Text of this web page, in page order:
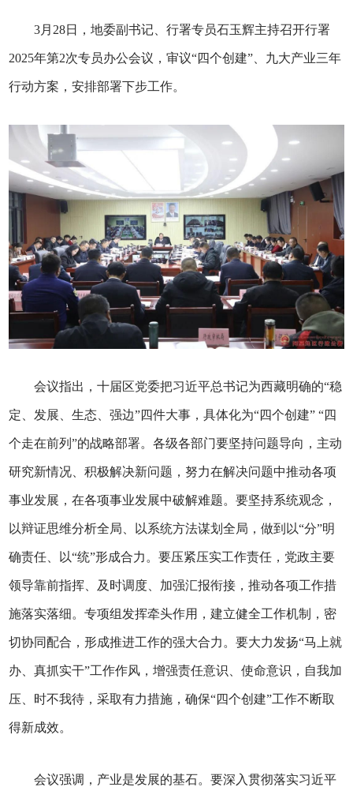
3月28日，地委副书记、行署专员石玉辉主持召开行署
2025年第2次专员办公会议，审议“四个创建”、九大产业三年
行动方案，安排部署下步工作。
会议指出，十届区党委把习近平总书记为西藏明确的“稳
定、发展、生态、强边”四件大事，具体化为“四个创建” “四
个走在前列”的战略部署。各级各部门要坚持问题导向，主动
研究新情况、积极解决新问题，努力在解决问题中推动各项
事业发展，在各项事业发展中破解难题。要坚持系统观念，
以辩证思维分析全局、以系统方法谋划全局，做到以“分”明
确责任、以“统”形成合力。要压紧压实工作责任，党政主要
领导靠前指挥、及时调度、加强汇报衔接，推动各项工作措
施落实落细。专项组发挥牵头作用，建立健全工作机制，密
切协同配合，形成推进工作的强大合力。要大力发扬“马上就
办、真抓实干”工作作风，增强责任意识、使命意识，自我加
压、时不我待，采取有力措施，确保“四个创建”工作不断取
得新成效。
会议强调，产业是发展的基石。要深入贯彻落实习近平